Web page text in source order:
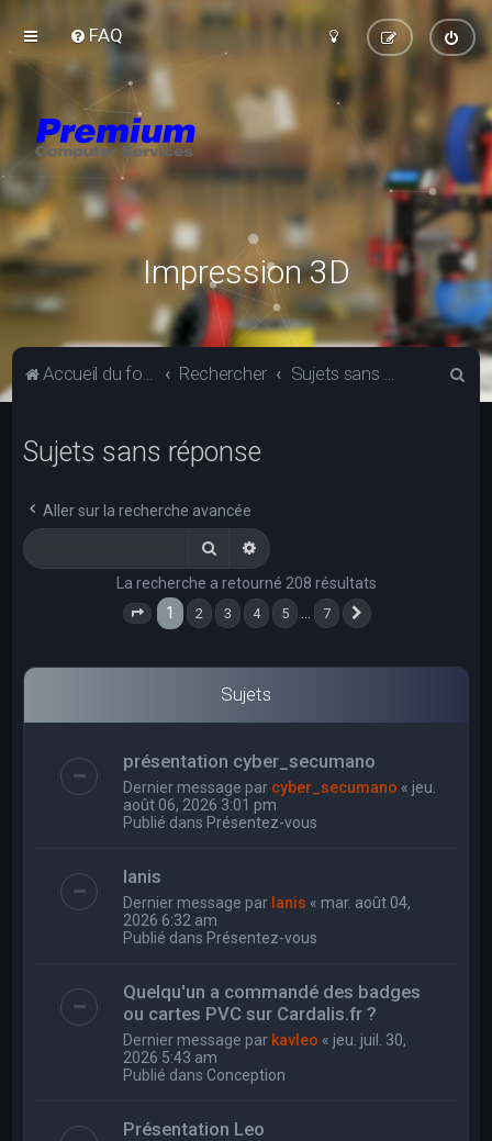
FAQ
Impression 3D
Accueil du forum Rechercher Sujets sans réponse
Sujets sans réponse
Aller sur la recherche avancée
RechercherRecherche avancée
La recherche a retourné 208 résultats
Page 1 sur
1 2 3 4 5 7
Sujets
présentation cyber_secumano
Dernier message par cyber_secumano « jeu.
août 06, 2026 3:01 pm
Publié dans Présentez-vous
Ianis
Dernier message par Ianis « mar. août 04,
2026 6:32 am
Publié dans Présentez-vous
Quelqu'un a commandé des badges
ou cartes PVC sur Cardalis.fr ?
Dernier message par kavleo « jeu. juil. 30,
2026 5:43 am
Publié dans Conception
Présentation Leo